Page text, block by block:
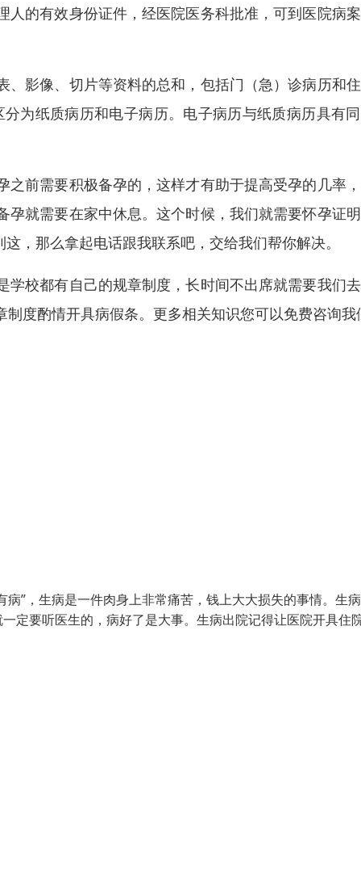
的有效身份证件，经医院医务科批准，可到医院病
影像、切片等资料的总和，包括门（急）诊病历和
为纸质病历和电子病历。电子病历与纸质病历具有
前需要积极备孕的，这样才有助于提高受孕的几率
就需要在家中休息。这个时候，我们就需要怀孕证
，那么拿起电话跟我联系吧，交给我们帮你解决。
校都有自己的规章制度，长时间不出席就需要我们
度酌情开具病假条。更多相关知识您可以免费咨询我
”，生病是一件肉身上非常痛苦，钱上大大损失的事情。生
定要听医生的，病好了是大事。生病出院记得让医院开具住